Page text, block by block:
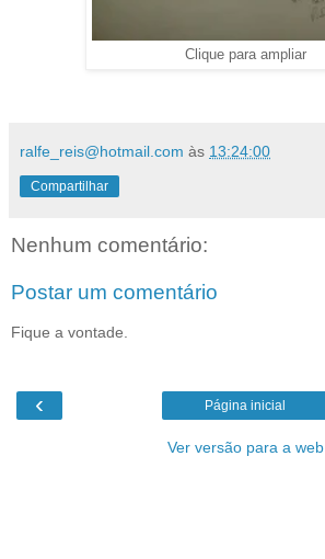
Clique para ampliar
ralfe_reis@hotmail.com às 13:24:00
Compartilhar
Nenhum comentário:
Postar um comentário
Fique a vontade.
‹ Página inicial
Ver versão para a web